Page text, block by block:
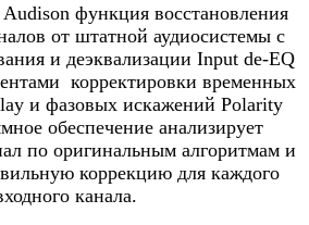
функция восстановления
от штатной аудиосистемы с
и деэквализации Input de-EQ
корректировки временных
и фазовых искажений Polarity
обеспечение анализирует
по оригинальным алгоритмам и
коррекцию для каждого
канала.